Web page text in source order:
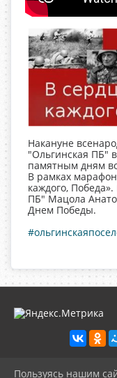
Накануне
"Ольгинская ПБ"
памятным дням
В рамках
каждого,
ПБ" Мацола
Днем Победы.
Пользуясь нашим